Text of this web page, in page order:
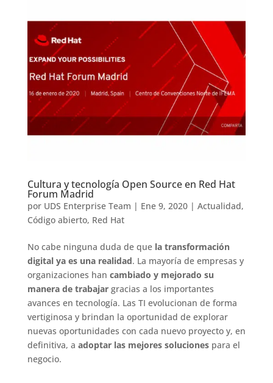
Cultura y tecnología Open Source en Red Hat
Forum Madrid
por UDS Enterprise Team | Ene 9, 2020| Actualidad,
Código abierto, Red Hat
No cabe ninguna duda de que la transformación
digital ya es una realidad. La mayoría de empresas y
organizaciones han cambiado y mejorado su
manera de trabajargracias a los importantes
avances en tecnología. Las TI evolucionan de forma
vertiginosa y brindan la oportunidad de explorar
nuevas oportunidades con cada nuevo proyecto y, en
definitiva, a adoptar las mejores solucionespara el
negocio.